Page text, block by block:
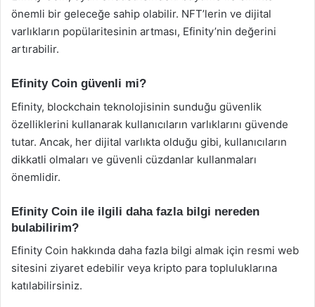
önemli bir geleceğe sahip olabilir. NFT’lerin ve dijital
varlıkların popülaritesinin artması, Efinity’nin değerini
artırabilir.
Efinity Coin güvenli mi?
Efinity, blockchain teknolojisinin sunduğu güvenlik
özelliklerini kullanarak kullanıcıların varlıklarını güvende
tutar. Ancak, her dijital varlıkta olduğu gibi, kullanıcıların
dikkatli olmaları ve güvenli cüzdanlar kullanmaları
önemlidir.
Efinity Coin ile ilgili daha fazla bilgi nereden
bulabilirim?
Efinity Coin hakkında daha fazla bilgi almak için resmi web
sitesini ziyaret edebilir veya kripto para topluluklarına
katılabilirsiniz.